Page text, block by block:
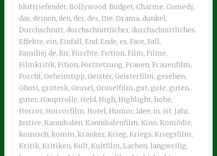
bluttriefender, Bollywood, Budget, Charme, Comedy,
das, deinen, den, der, des, Die, Drama, dunkel,
Durchschnitt, durchschnittlicher, durchschnittliches,
Effekte, ein, Einfall, End, Ende, es, Face, Fall,
Familiej.de, für, Fürchte, Fiction, Film, Filme,
Filmkritik, Fition, Fortzetzung, Frauen, Frauenfilm,
Furcht, Geheimtipp, Geister, Geisterfilm, gesehen,
Ghost, grotesk, Grusel, Gruselfilm, gut, gute, guten,
guter, Hauptrolle, Held, High, Highlight, hohe,
Horror, Horrorfilm, Hotel, Humor, Idee, in, ist, Jahr,
Justice, Kannibalen, Kannibalenfilm, Kino, Komödie,
komisch, komm, kranker, Krieg, Kriegs, Kriegsfilm,
Kritik, Kritiken, Kult, Kultfilm, Lachen, langweilig,